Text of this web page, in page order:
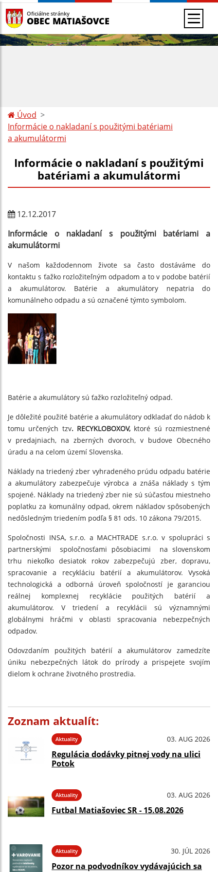
Oficiálne stránky
OBEC MATIAŠOVCE
Úvod
Informácie o nakladaní s použitými batériami
a akumulátormi
Informácie o nakladaní s použitými
batériami a akumulátormi
12.12.2017
Informácie o nakladaní s použitými batériami a
akumulátormi
V našom každodennom živote sa často dostáváme do
kontaktu s ťažko rozložiteľným odpadom a to v podobe batérií
a akumulátorov. Batérie a akumulátory nepatria do
komunálneho odpadu a sú označené týmto symbolom.
Batérie a akumulátory sú ťažko rozložiteľný odpad.
Je dôležité použité batérie a akumulátory odkladať do nádob k
tomu určených tzv. RECYKLOBOXOV, ktoré sú rozmiestnené
v predajniach, na zberných dvoroch, v budove Obecného
úradu a na celom území Slovenska.
Náklady na triedený zber vyhradeného prúdu odpadu batérie
a akumulátory zabezpečuje výrobca a znáša náklady s tým
spojené. Náklady na triedený zber nie sú súčasťou miestneho
poplatku za komunálny odpad, okrem nákladov spôsobených
nedôsledným triedením podľa § 81 ods. 10 zákona 79/2015.
Spoločnosti INSA, s.r.o. a MACHTRADE s.r.o. v spolupráci s
partnerskými spoločnosťami pôsobiacimi na slovenskom
trhu niekoľko desiatok rokov zabezpečujú zber, dopravu,
spracovanie a recykláciu batérií a akumulátorov. Vysoká
technologická a odborná úroveň spoločností je garanciou
reálnej komplexnej recyklácie použitých batérií a
akumulátorov. V triedení a recyklácii sú významnými
globálnymi hráčmi v oblasti spracovania nebezpečných
odpadov.
Odovzdaním použitých batérií a akumulátorov zamedzíte
úniku nebezpečných látok do prírody a prispejete svojím
dielom k ochrane životného prostredia.
Zoznam aktualít:
Aktuality 03. AUG 2026
Regulácia dodávky pitnej vody na ulici
Potok
Aktuality 03. AUG 2026
Futbal Matiašoviec SR - 15.08.2026
Aktuality 30. JÚL 2026
Pozor na podvodníkov vydávajúcich sa